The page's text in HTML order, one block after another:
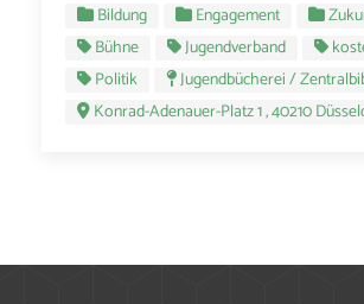
Bildung Engagement
Bühne
Jugendverband
Politik
Jugendbücherei /
Konrad-Adenauer-Platz 1 , 40210